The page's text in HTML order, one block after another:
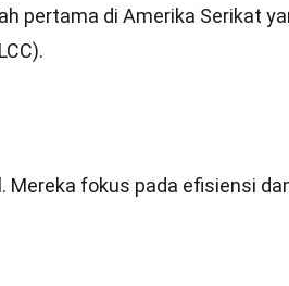
pertama di Amerika Serikat
Mereka fokus pada efisiensi